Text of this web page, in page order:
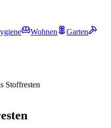
Wohnen
Garten
Stoffresten